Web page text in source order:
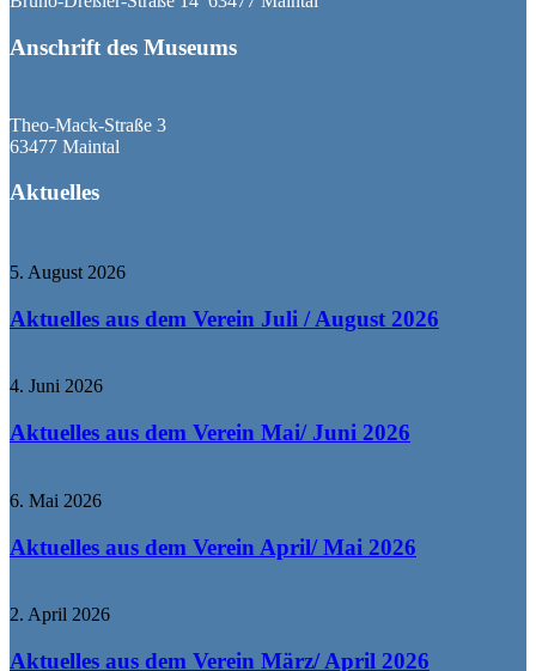
Anschrift des Museums
Theo-Mack-Straße 3
63477 Maintal
Aktuelles
5. August 2026
Aktuelles aus dem Verein Juli / August 2026
4. Juni 2026
Aktuelles aus dem Verein Mai/ Juni 2026
6. Mai 2026
Aktuelles aus dem Verein April/ Mai 2026
2. April 2026
Aktuelles aus dem Verein März/ April 2026